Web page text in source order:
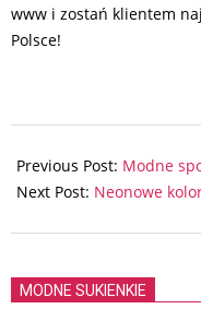
www i zostań klientem
Polsce!
05-
08
Previous Post: Modne
Next Post: Neonowe
MODNE SUKIENKIE